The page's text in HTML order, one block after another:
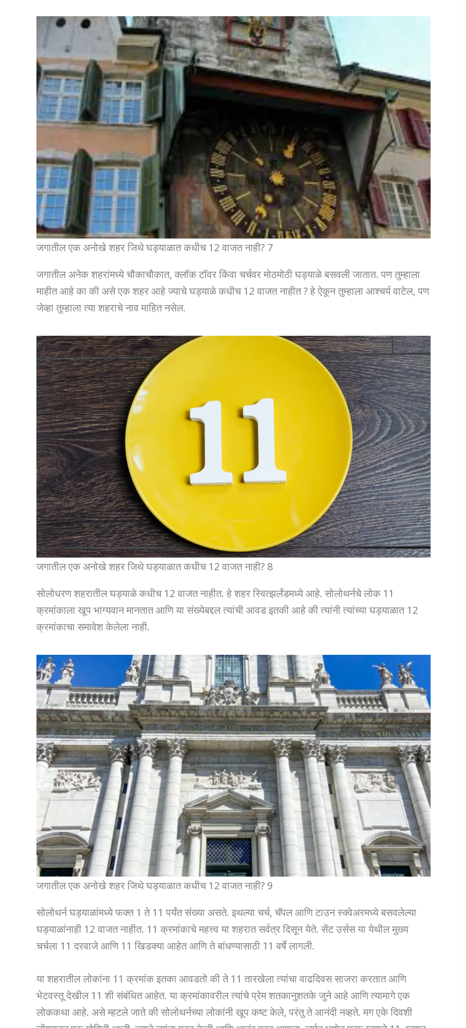
जगातील एक अनोखे शहर जिथे घड्याळात कधीच 12 वाजत नाही? 7
जगातील अनेक शहरांमध्ये चौकाचौकात, क्लॉक टॉवर किंवा चर्चवर मोठमोठी घड्याळे बसवली जातात. पण तुम्हाला
माहीत आहे का की असे एक शहर आहे ज्याचे घड्याळे कधीच 12 वाजत नाहीत ? हे ऐकून तुम्हाला आश्चर्य वाटेल, पण
जेव्हा तुम्हाला त्या शहराचे नाव माहित नसेल.
जगातील एक अनोखे शहर जिथे घड्याळात कधीच 12 वाजत नाही? 8
सोलोधरण शहरातील घड्याळे कधीच 12 वाजत नाहीत. हे शहर स्वित्झर्लंडमध्ये आहे. सोलोथर्नचे लोक 11
क्रमांकाला खूप भाग्यवान मानतात आणि या संख्येबद्दल त्यांची आवड इतकी आहे की त्यांनी त्यांच्या घड्याळात 12
क्रमांकाचा समावेश केलेला नाही.
जगातील एक अनोखे शहर जिथे घड्याळात कधीच 12 वाजत नाही? 9
सोलोथर्न घड्याळांमध्ये फक्त 1 ते 11 पर्यंत संख्या असते. इथल्या चर्च, चॅपल आणि टाउन स्क्वेअरमध्ये बसवलेल्या
घड्याळांनाही 12 वाजत नाहीत. 11 क्रमांकाचे महत्त्व या शहरात सर्वत्र दिसून येते. सेंट उर्सस या येथील मुख्य
चर्चला 11 दरवाजे आणि 11 खिडक्या आहेत आणि ते बांधण्यासाठी 11 वर्षे लागली.
या शहरातील लोकांना 11 क्रमांक इतका आवडतो की ते 11 तारखेला त्यांचा वाढदिवस साजरा करतात आणि
भेटवस्तू देखील 11 शी संबंधित आहेत. या क्रमांकावरील त्यांचे प्रेम शतकानुशतके जुने आहे आणि त्यामागे एक
लोककथा आहे. असे म्हटले जाते की सोलोथर्नच्या लोकांनी खूप कष्ट केले, परंतु ते आनंदी नव्हते. मग एके दिवशी